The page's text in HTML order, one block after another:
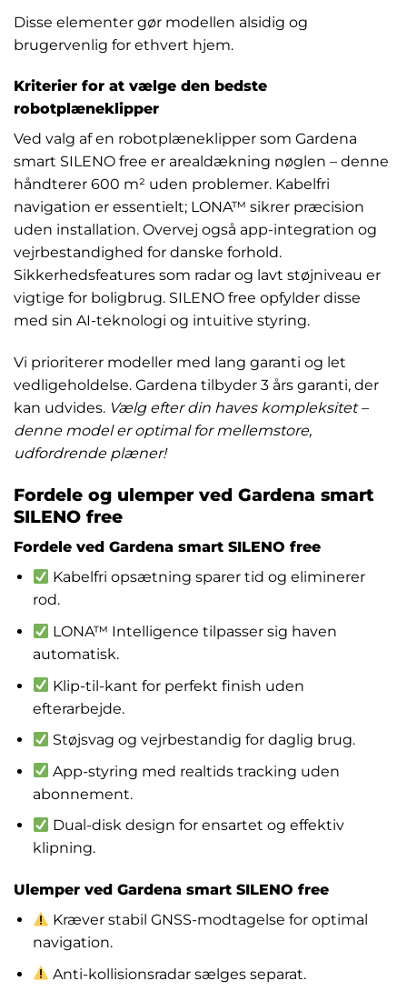
Disse elementer gør modellen alsidig og
brugervenlig for ethvert hjem.
Kriterier for at vælge den bedste
robotplæneklipper
Ved valg af en robotplæneklipper som Gardena
smart SILENO free er arealdækning nøglen – denne
håndterer 600 m² uden problemer. Kabelfri
navigation er essentielt; LONA™ sikrer præcision
uden installation. Overvej også app-integration og
vejrbestandighed for danske forhold.
Sikkerhedsfeatures som radar og lavt støjniveau er
vigtige for boligbrug. SILENO free opfylder disse
med sin AI-teknologi og intuitive styring.
Vi prioriterer modeller med lang garanti og let
vedligeholdelse. Gardena tilbyder 3 års garanti, der
kan udvides. Vælg efter din haves kompleksitet –
denne model er optimal for mellemstore,
udfordrende plæner!
Fordele og ulemper ved Gardena smart
SILENO free
Fordele ved Gardena smart SILENO free
Kabelfri opsætning sparer tid og eliminerer
rod.
LONA™ Intelligence tilpasser sig haven
automatisk.
Klip-til-kant for perfekt finish uden
efterarbejde.
Støjsvag og vejrbestandig for daglig brug.
App-styring med realtids tracking uden
abonnement.
Dual-disk design for ensartet og effektiv
klipning.
Ulemper ved Gardena smart SILENO free
Kræver stabil GNSS-modtagelse for optimal
navigation.
Anti-kollisionsradar sælges separat.